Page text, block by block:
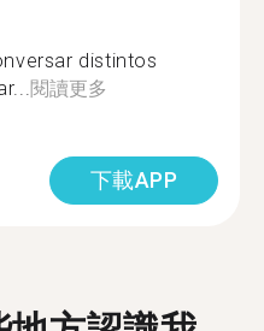
distintos
閱讀更多
下載APP